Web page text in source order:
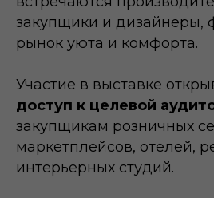
закупщики и
рынок уюта и комфорта.
Участие в выставке
доступ к целевой
закупщикам розничных
маркетплейсов, отелей,
интерьерных студий.